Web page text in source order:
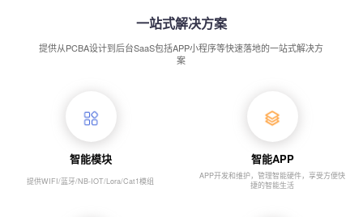
一站式解决方案
提供从PCBA设计到后台SaaS包括APP小程序等快速落地的一站式解决方
案
智能模块
提供WIFI/蓝牙/NB-IOT/Lora/Cat1模组
智能APP
APP开发和维护，管理智能硬件，享受方便快
捷的智能生活